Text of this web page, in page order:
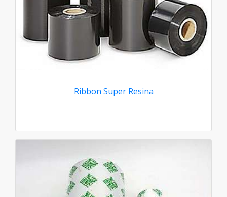
Ribbon Super Resina